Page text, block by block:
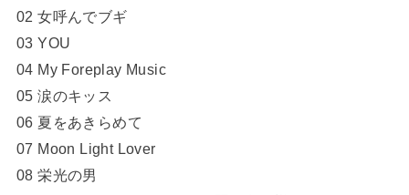
02 女呼んでブギ
03 YOU
04 My Foreplay Music
05 涙のキッス
06 夏をあきらめて
07 Moon Light Lover
08 栄光の男